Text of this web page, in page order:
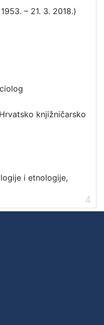
– 21. 3. 2018.)
Hrvatsko knjižničarsko
i etnologije,
4